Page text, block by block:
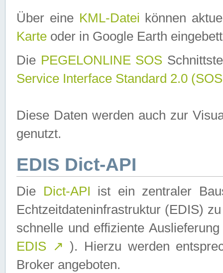
Über eine KML-Datei können
Karte oder in Google Earth
Die PEGELONLINE SOS
Service Interface Standard 2.0
Diese Daten werden auch zur
genutzt.
EDIS Dict-API
Die Dict-API ist ein zentraler
Echtzeitdateninfrastruktur (EDIS)
schnelle und effiziente
EDIS ↗ ). Hierzu werden
Broker angeboten.